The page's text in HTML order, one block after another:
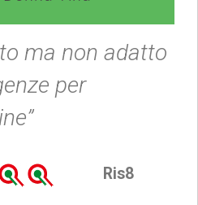
ma non adatto
per
Ris8